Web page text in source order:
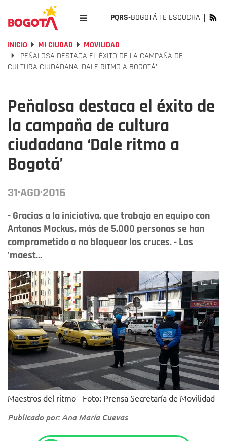
PQRS-BOGOTÁ TE ESCUCHA
INICIO MI CIUDAD
MOVILIDAD
PEÑALOSA DESTACA EL ÉXITO DE LA CAMPAÑA DE
CULTURA CIUDADANA ‘DALE RITMO A BOGOTÁ’
Peñalosa destaca el éxito de
la campaña de cultura
ciudadana ‘Dale ritmo a
Bogotá’
31·AGO·2016
- Gracias a la iniciativa, que trabaja en equipo con
Antanas Mockus, más de 5.000 personas se han
comprometido a no bloquear los cruces. - Los
'maest...
Maestros del ritmo - Foto: Prensa Secretaría de Movilidad
Publicado por: Ana María Cuevas